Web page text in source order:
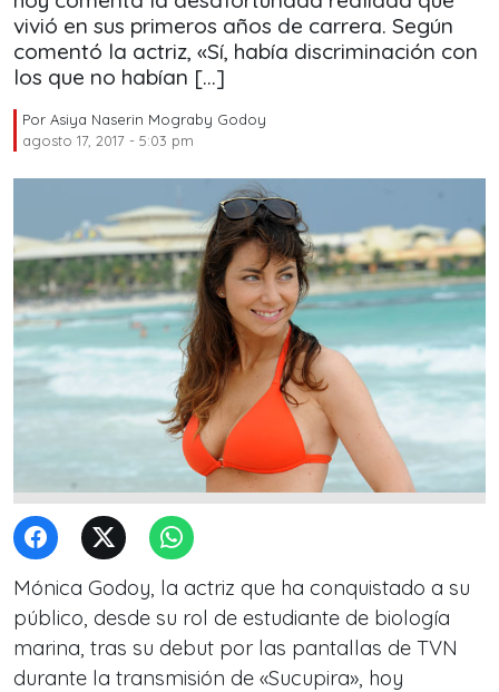
vivió en sus primeros años de carrera. Según
comentó la actriz, «Sí, había discriminación con
los que no habían […]
Por Asiya Naserin Mograby Godoy
agosto 17, 2017 - 5:03 pm
Mónica Godoy, la actriz que ha conquistado a su
público, desde su rol de estudiante de biología
marina, tras su debut por las pantallas de TVN
durante la transmisión de «Sucupira», hoy